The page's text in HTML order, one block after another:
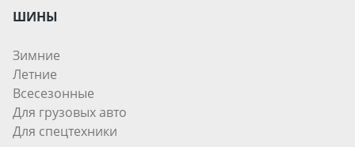
ШИНЫ
Зимние
Летние
Всесезонные
Для грузовых авто
Для спецтехники